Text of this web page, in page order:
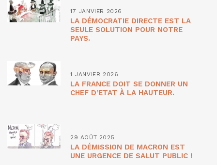
17 JANVIER 2026
LA DÉMOCRATIE DIRECTE EST LA
SEULE SOLUTION POUR NOTRE
PAYS.
1 JANVIER 2026
LA FRANCE DOIT SE DONNER UN
CHEF D’ETAT À LA HAUTEUR.
29 AOÛT 2025
LA DÉMISSION DE MACRON EST
UNE URGENCE DE SALUT PUBLIC !